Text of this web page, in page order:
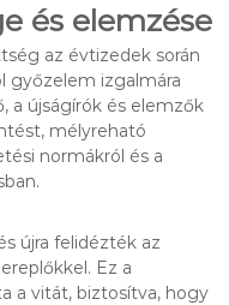
és elemzése
az évtizedek során
győzelem izgalmára
a újságírók és elemzők
mélyreható
normákról és a
újra felidézték az
Ez a
a vitát, biztosítva, hogy